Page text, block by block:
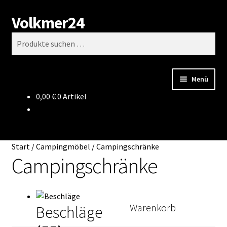
Zur
Navigation
springen
Zum
Inhalt
springen
Volkmer24
Suchen
Menü
Impressum
Impressum
0,00 €0 Artikel
Start/Campingmöbel /Campingschränke
Campingschränke
Beschläge
Warenkorb